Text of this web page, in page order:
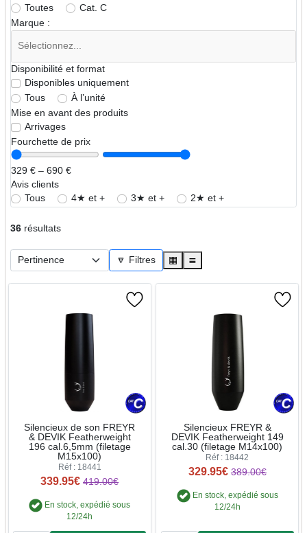
Toutes
Cat. C
Marque :
Disponibilité et format
Disponibles uniquement
Tous
À l’unité
Mise en avant des produits
Arrivages
Fourchette de prix
329 € – 690 €
Avis clients
Tous
4★ et + 3★ et + 2★ et +
36résultats
🔽 Filtres ▦ ≣
Silencieux de son FREYR
& DEVIK Featherweight
196 cal.6,5mm (filetage
M15x100)
Réf : 18441
339.95€ 419.00€
En stock, expédié sous
12/24h
Silencieux FREYR &
DEVIK Featherweight 149
cal.30 (filetage M14x100)
Réf : 18442
329.95€ 389.00€
En stock, expédié sous
12/24h